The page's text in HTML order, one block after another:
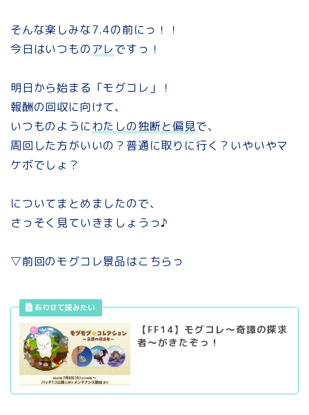
そんな楽しみな7.4の前にっ！！
今日はいつものアレですっ！
明日から始まる「モグコレ」！
報酬の回収に向けて、
いつものようにわたしの独断と偏見で、
周回した方がいいの？普通に取りに行く？いやいやマ
ケボでしょ？
についてまとめましたので、
さっそく見ていきましょうっ♪
▽前回のモグコレ景品はこちらっ
【FF14】モグコレ～奇譚の探求
者～がきたぞっ！